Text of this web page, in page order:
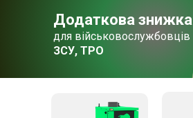
для військовослужбовців
ЗСУ, ТРО
Додаткова знижка